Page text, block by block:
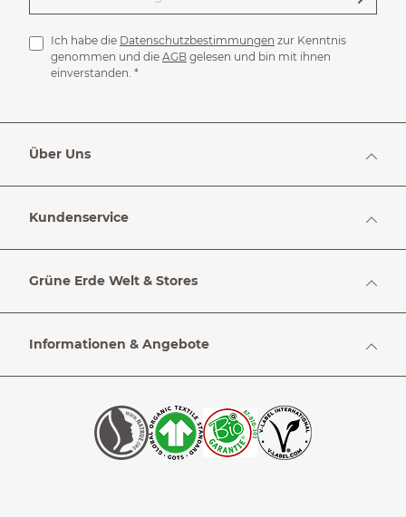
Ich habe die Datenschutzbestimmungen zur Kenntnis
genommen und die AGB gelesen und bin mit ihnen
einverstanden. *
Über Uns
Kundenservice
Grüne Erde Welt & Stores
Informationen & Angebote